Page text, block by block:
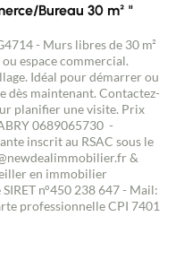
Bureau 30 m² "
- Murs libres de 30 m²
espace commercial.
Idéal pour démarrer ou
dès maintenant. Contactez-
planifier une visite. Prix
0689065730 -
inscrit au RSAC sous le
&
en immobilier
n°450 238 647 - Mail:
professionnelle CPI 7401